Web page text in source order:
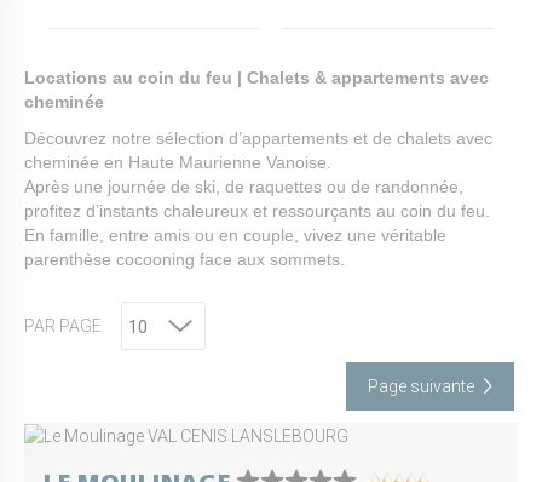
Locations au coin du feu | Chalets & appartements avec
cheminée
Découvrez notre sélection d’appartements et de chalets avec
cheminée en Haute Maurienne Vanoise.
Après une journée de ski, de raquettes ou de randonnée,
profitez d’instants chaleureux et ressourçants au coin du feu.
En famille, entre amis ou en couple, vivez une véritable
parenthèse cocooning face aux sommets.
PAR PAGE
Page suivante